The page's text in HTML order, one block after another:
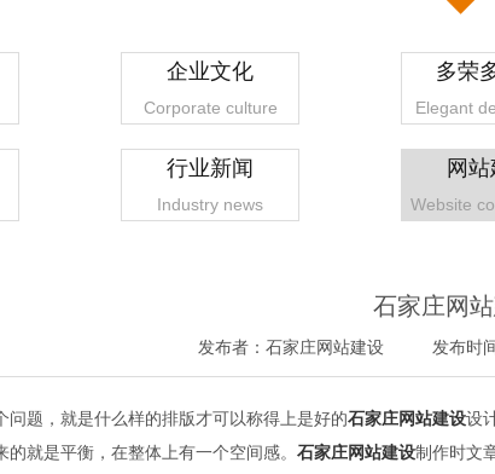
1 2
企业文化
Corporate culture
多荣
Elegant
行业新闻
Industry news
网
Website
石家庄网
发布者：石家庄网站建设 发布时
题，就是什么样的排版才可以称得上是好的石家庄网站建设设
就是平衡，在整体上有一个空间感。 石家庄网站建设制作时文